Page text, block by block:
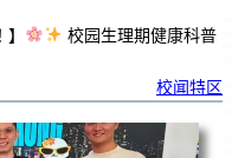
校园生理期健康科普
校闻特区